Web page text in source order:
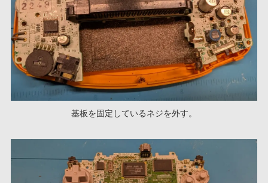
基板を固定しているネジを外す。